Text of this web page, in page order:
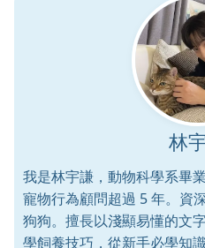
林
我是林宇謙，動物科學系畢
寵物行為顧問超過 5 年。資
狗狗。擅長以淺顯易懂的文
學飼養技巧，從新手必學知